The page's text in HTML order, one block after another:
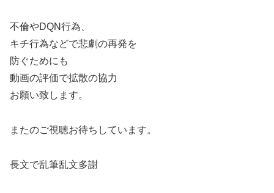
不倫やDQN行為、
キチ行為などで悲劇の再発を
防ぐためにも
動画の評価で拡散の協力
お願い致します。
またのご視聴お待ちしています。
長文で乱筆乱文多謝